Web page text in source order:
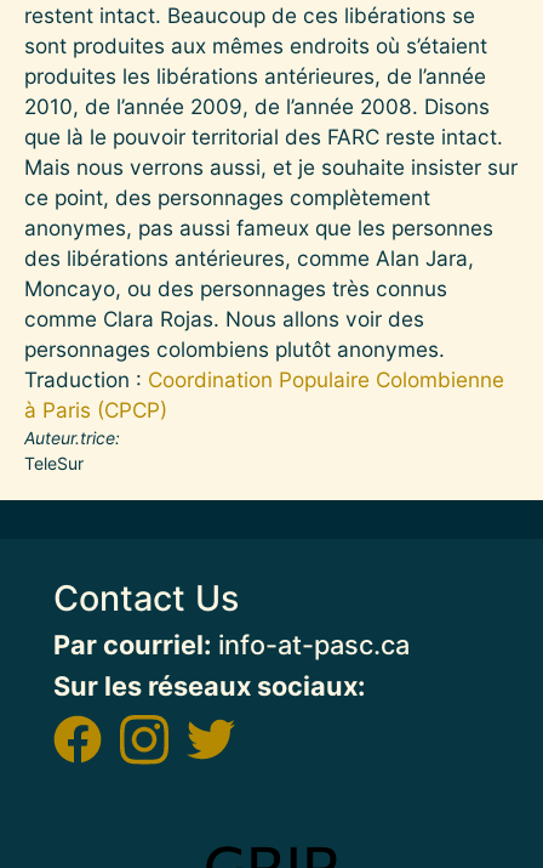
restent intact. Beaucoup de ces libérations se
sont produites aux mêmes endroits où s’étaient
produites les libérations antérieures, de l’année
2010, de l’année 2009, de l’année 2008. Disons
que là le pouvoir territorial des FARC reste intact.
Mais nous verrons aussi, et je souhaite insister sur
ce point, des personnages complètement
anonymes, pas aussi fameux que les personnes
des libérations antérieures, comme Alan Jara,
Moncayo, ou des personnages très connus
comme Clara Rojas. Nous allons voir des
personnages colombiens plutôt anonymes.
Traduction : Coordination Populaire Colombienne
à Paris (CPCP)
Auteur.trice
TeleSur
Contact Us
Par courriel: info-at-pasc.ca
Sur les réseaux sociaux: